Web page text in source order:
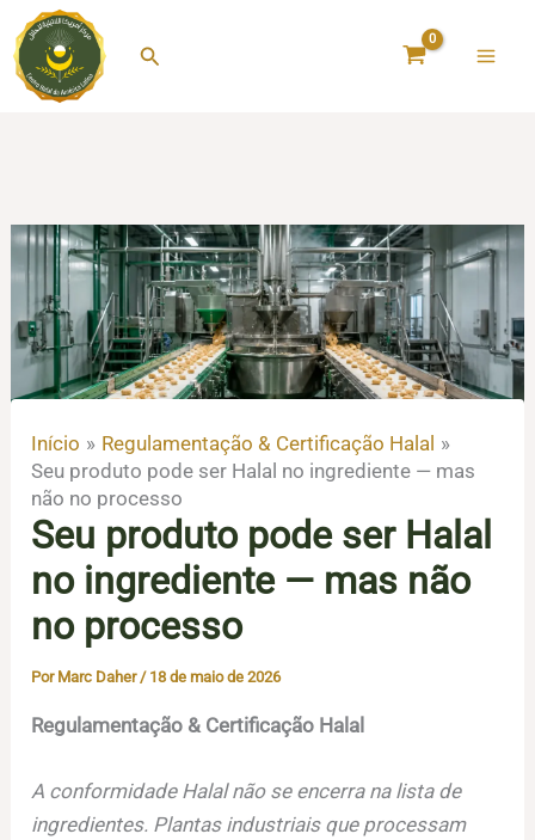
para
Pesquisar
Início
Regulamentação & Certificação Halal
Seu produto pode ser Halal no ingrediente — mas
não no processo
Seu produto pode ser Halal
no ingrediente — mas não
no processo
Por Marc Daher / 18 de maio de 2026
Regulamentação & Certificação Halal
A conformidade Halal não se encerra na lista de
ingredientes. Plantas industriais que processam